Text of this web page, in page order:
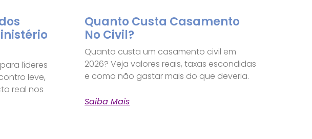
líderes
leve,
real nos
Quanto Custa Casamento
No Civil?
Quanto custa um casamento civil em
2026? Veja valores reais, taxas escondidas
e como não gastar mais do que deveria.
Saiba Mais